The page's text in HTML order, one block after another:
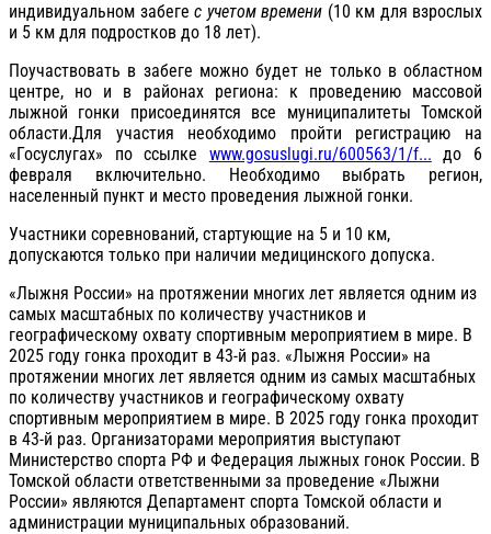
индивидуальном забеге с учетом времени (10 км для взрослых
и 5 км для подростков до 18 лет).
Поучаствовать в забеге можно будет не только в областном
центре, но и в районах региона: к проведению массовой
лыжной гонки присоединятся все муниципалитеты Томской
области.Для участия необходимо пройти регистрацию на
«Госуслугах» по ссылке www.gosuslugi.ru/600563/1/f... до 6
февраля включительно. Необходимо выбрать регион,
населенный пункт и место проведения лыжной гонки.
Участники соревнований, стартующие на 5 и 10 км,
допускаются только при наличии медицинского допуска.
«Лыжня России» на протяжении многих лет является одним из
самых масштабных по количеству участников и
географическому охвату спортивным мероприятием в мире. В
2025 году гонка проходит в 43-й раз. «Лыжня России» на
протяжении многих лет является одним из самых масштабных
по количеству участников и географическому охвату
спортивным мероприятием в мире. В 2025 году гонка проходит
в 43-й раз. Организаторами мероприятия выступают
Министерство спорта РФ и Федерация лыжных гонок России. В
Томской области ответственными за проведение «Лыжни
России» являются Департамент спорта Томской области и
администрации муниципальных образований.